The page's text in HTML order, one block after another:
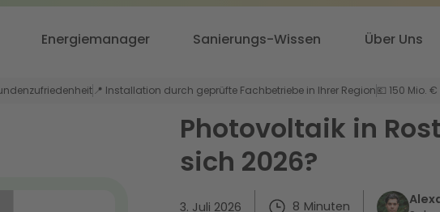
Energiemanager Sanierungs-Wissen Über Uns
📍 Installation durch geprüfte Fachbetriebe in Ihrer Region💶 150 Mio.
Photovoltaik in
sich 2026?
3. Juli 2026 8 Minuten